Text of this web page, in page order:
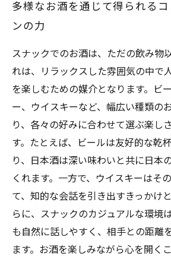
多様なお酒を通じて得られる
ンの力
スナックでのお酒は、ただの飲み物
れは、リラックスした雰囲気の中で
を楽しむための媒介となります。ビ
ー、ウイスキーなど、幅広い種類の
り、各々の好みに合わせて選ぶ楽し
す。たとえば、ビールは友好的な乾
り、日本酒は深い味わいと共に日本
くれます。一方で、ウイスキーはそ
て、知的な会話を引き出すきっかけ
らに、スナックのカジュアルな環境
も自然に話しやすく、相手との距離
ます。お酒を楽しみながら心を開く